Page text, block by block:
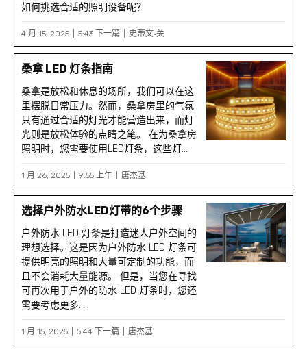
如何挑选合适的照明设备呢？
4 月 15, 2025 5:43 下一篇 史蒂文·关
桑拿 LED 灯条指南
桑拿是放松和休息的场所，我们可以在这
里摆脱日常压力。然而，桑拿房里的气氛
只有通过合适的灯光才能营造出来，而灯
光则是放松体验的点睛之笔。 在为桑拿房
照明时，您需要使用LED灯条，这些灯...
1 月 26, 2025 9:55 上午 唐杰基
选择户外防水LED灯带的6个步骤
户外防水 LED 灯条是打造迷人户外空间的
理想选择。这是因为户外防水 LED 灯条可
提供明亮的照明和大量可定制的功能，而
且不会消耗大量能源。 但是，当您在寻找
可再次用于户外的防水 LED 灯条时，您还
需要考虑更多...
1 月 15, 2025 5:44 下一篇 唐杰基